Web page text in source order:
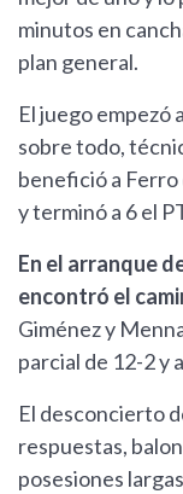
minutos en
plan general.
El juego empezó
sobre todo,
benefició a Ferro
y terminó a 6 el
En el arranque
encontró el
Giménez y
parcial de 12-2 y
El desconcierto
respuestas,
posesiones